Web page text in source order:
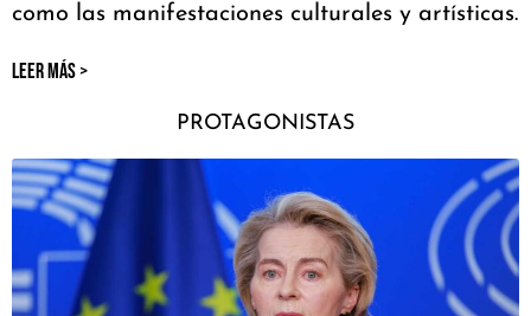
como las manifestaciones culturales y artísticas.
LEER MÁS >
PROTAGONISTAS